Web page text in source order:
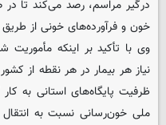
درگیر مراسم، رصد می‌کند تا در
خون و فرآورده‌های خونی از
وی با تأکید بر اینکه
نیاز هر بیمار در هر نقطه از
ظرفیت پایگاه‌های استانی به
ملی خون‌رسانی نسبت به